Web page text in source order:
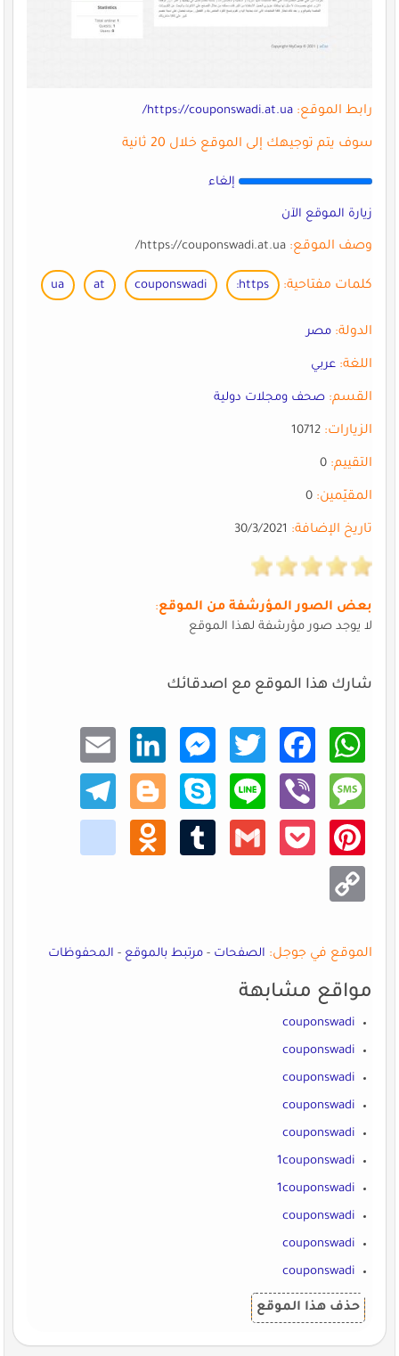
رابط الموقع: https://couponswadi.at.ua/
سوف يتم توجيهك إلى الموقع خلال 20 ثانية
إلغاء
زيارة الموقع الآن
وصف الموقع:https://couponswadi.at.ua/
كلمات مفتاحية: https:
couponswadi
at
ua
الدولة: مصر
اللغة: عربي
القسم: صحف ومجلات دولية
الزيارات:10712
التقييم:0
المقيّمين:0
تاريخ الإضافة:30/3/2021
بعض الصور المؤرشفة من الموقع:
لا يوجد صور مؤرشفة لهذا الموقع
شارك هذا الموقع مع اصدقائك
What
sApp
Faceb
ook
Twitt
er
Mess
enger
Linke
dIn
Email
Mess
age
Viber
Line
Skype
Blogg
er
Teleg
ram
Pinte
rest
Pocke
Gmail
Tumb
Odno
klass
niki
Copy
Link
الموقع في جوجل: الصفحات-مرتبط بالموقع-المحفوظات
مواقع مشابهة
couponswadi
couponswadi
couponswadi
couponswadi
couponswadi
1couponswadi
1couponswadi
couponswadi
couponswadi
couponswadi
حذف هذا الموقع